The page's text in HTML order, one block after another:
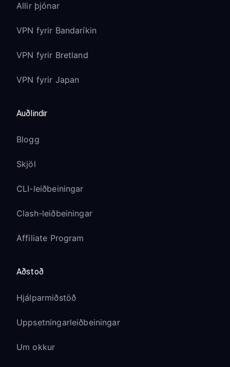
Allir þjónar
VPN fyrir Bandaríkin
VPN fyrir Bretland
VPN fyrir Japan
Auðlindir
Blogg
Skjöl
CLI-leiðbeiningar
Clash-leiðbeiningar
Affiliate Program
Aðstoð
Hjálparmiðstöð
Uppsetningarleiðbeiningar
Um okkur